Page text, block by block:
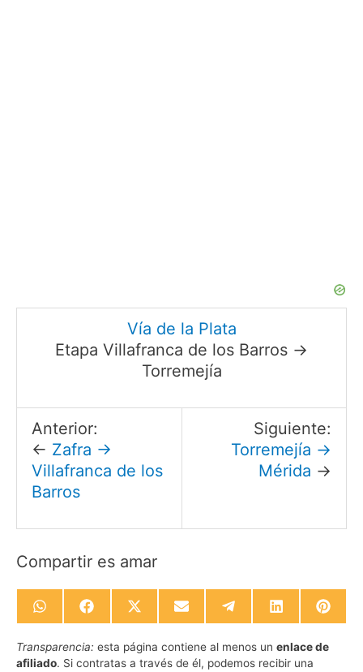
Vía de la Plata
Etapa Villafranca de los Barros →
Torremejía
Anterior:
← Zafra →
Villafranca de los
Barros
Siguiente:
Torremejía →
Mérida →
Compartir es amar
Compartir
en
WhatsApp
Compartir
en
Facebook
Compartir
en
X
(Twitter)
Compartir
en
Email
Compartir
en
Telegram
Compartir
en
LinkedIn
en
Transparencia: esta página contiene al menos un enlace de
afiliado. Si contratas a través de él, podemos recibir una